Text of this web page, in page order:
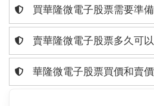
買華隆微電子股票需要準
賣華隆微電子股票多久可
華隆微電子股票買價和賣